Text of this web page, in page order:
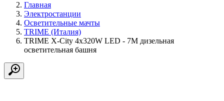
Главная
Электростанции
Осветительные мачты
TRIME (Италия)
TRIME X-City 4x320W LED - 7M дизельная
осветительная башня